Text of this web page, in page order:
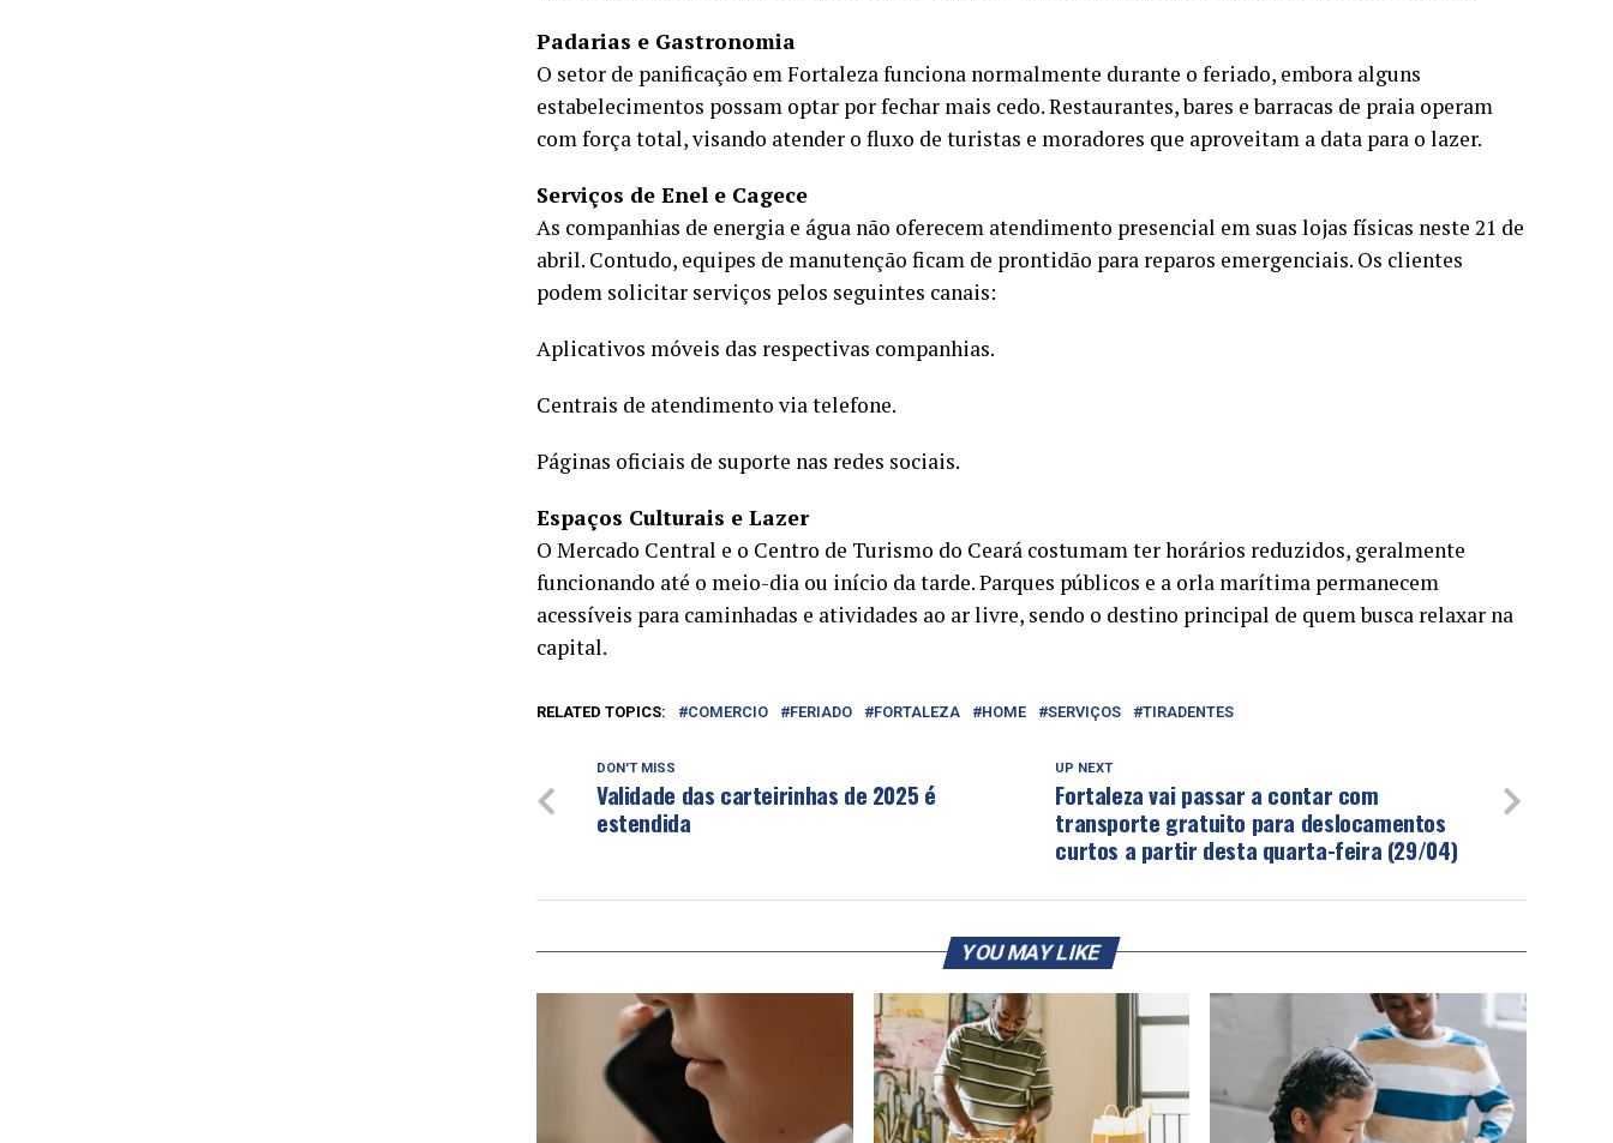
Padarias e Gastronomia
O setor de panificação em Fortaleza funciona normalmente durante o feriado, embora alguns
estabelecimentos possam optar por fechar mais cedo. Restaurantes, bares e barracas de praia operam
com força total, visando atender o fluxo de turistas e moradores que aproveitam a data para o lazer.
Serviços de Enel e Cagece
As companhias de energia e água não oferecem atendimento presencial em suas lojas físicas neste 21 de
abril. Contudo, equipes de manutenção ficam de prontidão para reparos emergenciais. Os clientes
podem solicitar serviços pelos seguintes canais:
Aplicativos móveis das respectivas companhias.
Centrais de atendimento via telefone.
Páginas oficiais de suporte nas redes sociais.
Espaços Culturais e Lazer
O Mercado Central e o Centro de Turismo do Ceará costumam ter horários reduzidos, geralmente
funcionando até o meio-dia ou início da tarde. Parques públicos e a orla marítima permanecem
acessíveis para caminhadas e atividades ao ar livre, sendo o destino principal de quem busca relaxar na
capital.
RELATED TOPICS: COMERCIO FERIADO FORTALEZA HOME SERVIÇOS TIRADENTES
UP NEXT
Fortaleza vai passar a contar com
transporte gratuito para deslocamentos
curtos a partir desta quarta-feira (29/04)
DON'T MISS
Validade das carteirinhas de 2025 é
estendida
YOU MAY LIKE